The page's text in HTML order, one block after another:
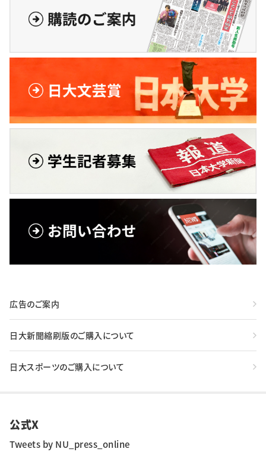
広告のご案内
日大新聞縮刷版のご購入について
日大スポーツのご購入について
公式X
Tweets by NU_press_online